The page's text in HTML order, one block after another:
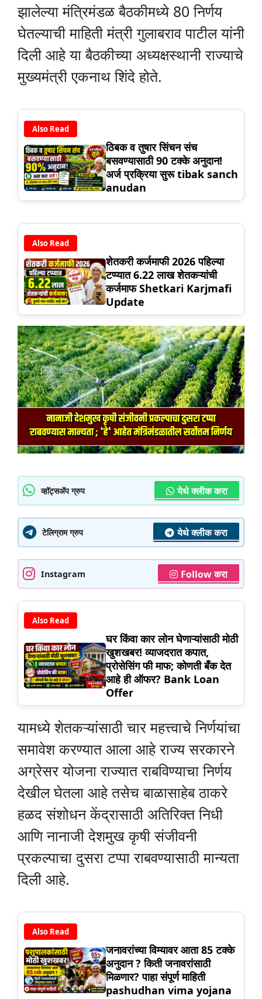
झालेल्या मंत्रिमंडळ बैठकीमध्ये 80 निर्णय
घेतल्याची माहिती मंत्री गुलाबराव पाटील यांनी
दिली आहे या बैठकीच्या अध्यक्षस्थानी राज्याचे
मुख्यमंत्री एकनाथ शिंदे होते.
Also Read
ठिबक व तुषार सिंचन संच
बसवण्यासाठी 90 टक्के अनुदान!
अर्ज प्रक्रिया सुरू tibak sanch
anudan
Also Read
शेतकरी कर्जमाफी 2026 पहिल्या
टप्प्यात 6.22 लाख शेतकऱ्यांची
कर्जमाफ Shetkari Karjmafi
Update
व्हॉट्सॲप ग्रुप येथे क्लीक करा
टेलिग्राम ग्रुप येथे क्लीक करा
Instagram Follow करा
Also Read
घर किंवा कार लोन घेणाऱ्यांसाठी मोठी
खुशखबर! व्याजदरात कपात,
प्रोसेसिंग फी माफ; कोणती बँक देत
आहे ही ऑफर? Bank Loan
Offer
यामध्ये शेतकऱ्यांसाठी चार महत्त्वाचे निर्णयांचा
समावेश करण्यात आला आहे राज्य सरकारने
अग्रेसर योजना राज्यात राबविण्याचा निर्णय
देखील घेतला आहे तसेच बाळासाहेब ठाकरे
हळद संशोधन केंद्रासाठी अतिरिक्त निधी
आणि नानाजी देशमुख कृषी संजीवनी
प्रकल्पाचा दुसरा टप्पा राबवण्यासाठी मान्यता
दिली आहे.
Also Read
जनावरांच्या विम्यावर आता 85 टक्के
अनुदान ? किती जनावरांसाठी
मिळणार? पाहा संपूर्ण माहिती
pashudhan vima yojana